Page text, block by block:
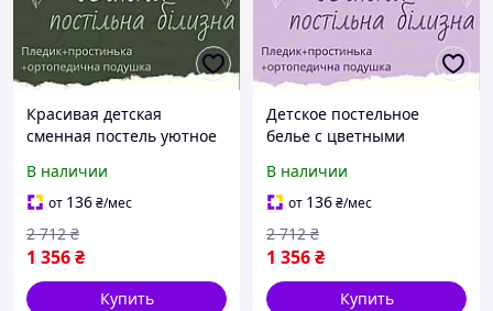
Красивая детская
сменная постель уютное
белье Набор постельного
белья качественный
В наличии
от 136₴/мес
1 356₴
2 712 ₴
Купить
Детское постельное
белье с цветными
Постельное белье
качественный материал
легкое
В наличии
от 136₴/мес
1 356₴
2 712 ₴
Купить